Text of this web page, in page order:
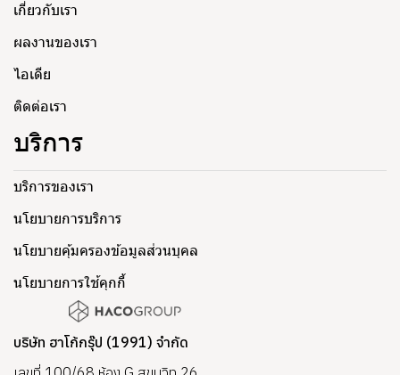
เกี่ยวกับเรา
ผลงานของเรา
ไอเดีย
ติดต่อเรา
บริการ
บริการของเรา
นโยบายการบริการ
นโยบายคุ้มครองข้อมูลส่วนบุคล
นโยบายการใช้คุกกี้
บริษัท ฮาโก้กรุ๊ป (1991) จำกัด